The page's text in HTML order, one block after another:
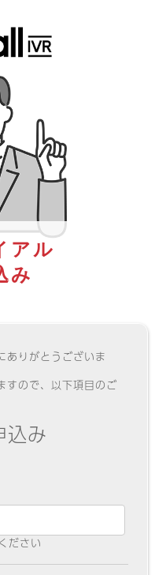
アル
み
ありがとうございま
すので、以下項目のご
込み
ださい